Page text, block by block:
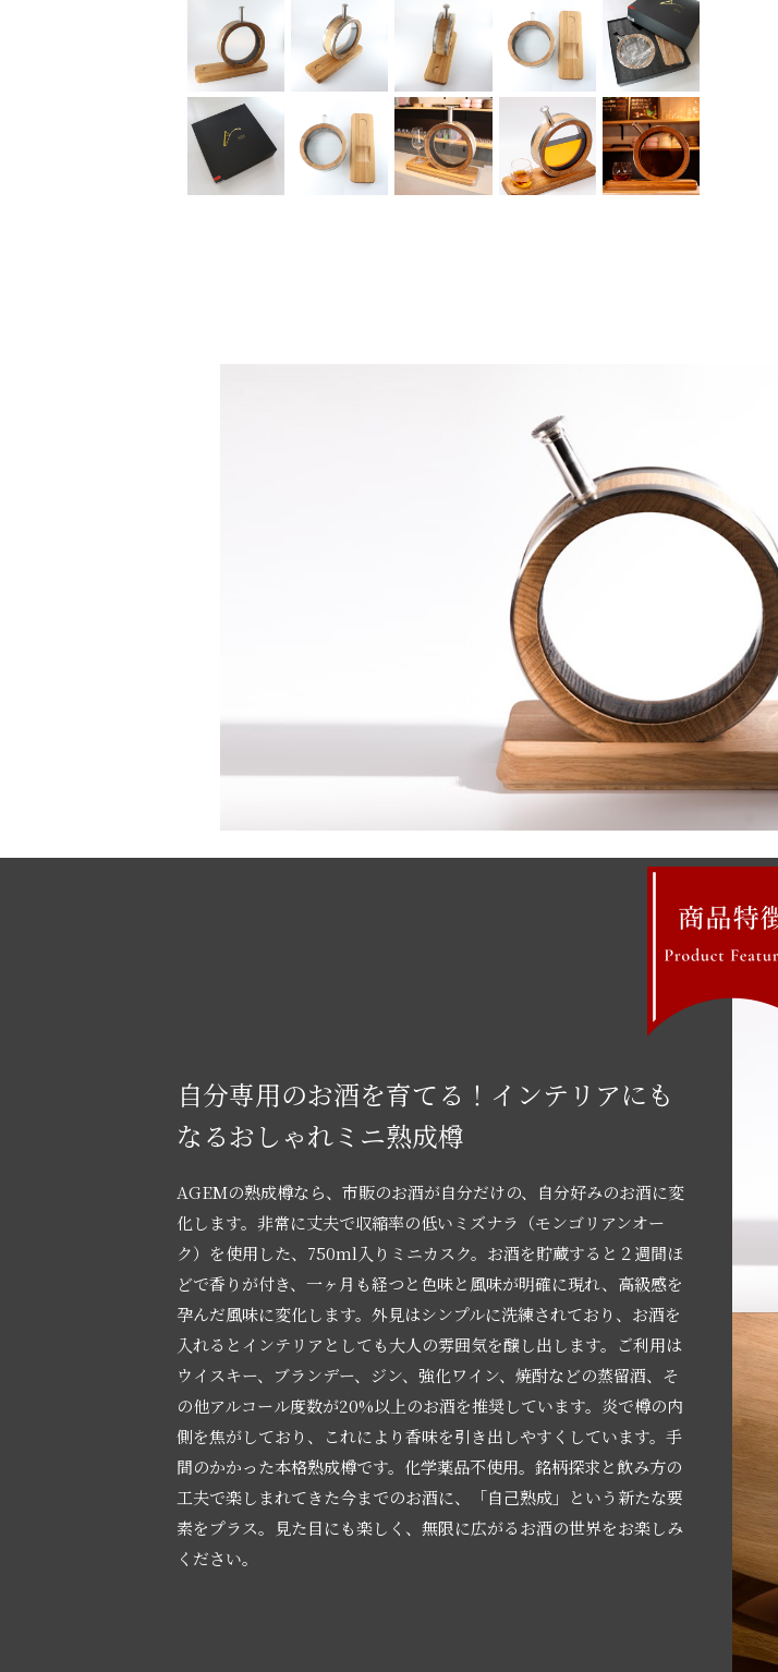
自分専用のお酒を育てる！インテリアにも
なるおしゃれミニ熟成樽
AGEMの熟成樽なら、市販のお酒が自分だけの、自分好みのお酒に変
化します。非常に丈夫で収縮率の低いミズナラ（モンゴリアンオー
ク）を使用した、750ml入りミニカスク。お酒を貯蔵すると２週間ほ
どで香りが付き、一ヶ月も経つと色味と風味が明確に現れ、高級感を
孕んだ風味に変化します。外見はシンプルに洗練されており、お酒を
入れるとインテリアとしても大人の雰囲気を醸し出します。ご利用は
ウイスキー、ブランデー、ジン、強化ワイン、焼酎などの蒸留酒、そ
の他アルコール度数が20%以上のお酒を推奨しています。炎で樽の内
側を焦がしており、これにより香味を引き出しやすくしています。手
間のかかった本格熟成樽です。化学薬品不使用。銘柄探求と飲み方の
工夫で楽しまれてきた今までのお酒に、「自己熟成」という新たな要
素をプラス。見た目にも楽しく、無限に広がるお酒の世界をお楽しみ
ください。